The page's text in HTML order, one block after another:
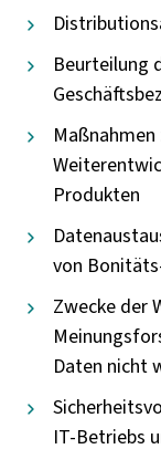
Beurteilung
Produkten
von
Zwecke der
Daten nicht
IT-Betriebs